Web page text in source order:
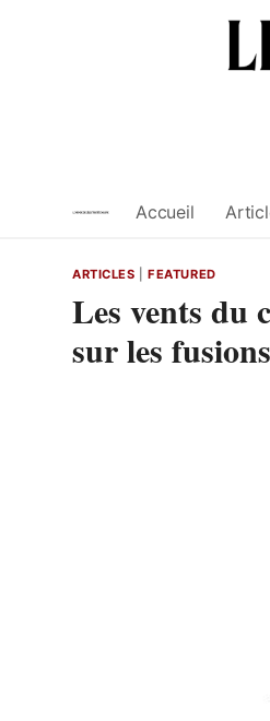
Accueil
ARTICLES |FEATURED
Les vents du
sur les